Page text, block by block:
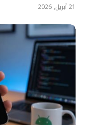
21 أبريل, 2026